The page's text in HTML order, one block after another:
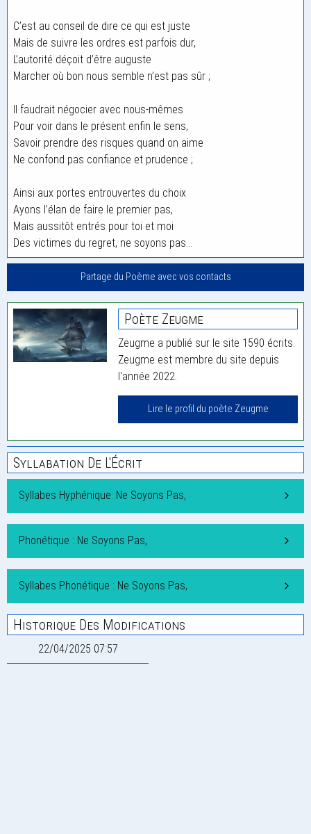
C’est au conseil de dire ce qui est juste
Mais de suivre les ordres est parfois dur,
L’autorité déçoit d’être auguste
Marcher où bon nous semble n’est pas sûr ;
Il faudrait négocier avec nous-mêmes
Pour voir dans le présent enfin le sens,
Savoir prendre des risques quand on aime
Ne confond pas confiance et prudence ;
Ainsi aux portes entrouvertes du choix
Ayons l’élan de faire le premier pas,
Mais aussitôt entrés pour toi et moi
Des victimes du regret, ne soyons pas…
Partage du Poème avec vos contacts
Poète Zeugme
Zeugme a publié sur le site 1590 écrits.
Zeugme est membre du site depuis
l'année 2022.
Lire le profil du poète Zeugme
Syllabation De L'Écrit
Syllabes Hyphénique: Ne Soyons Pas,
Phonétique : Ne Soyons Pas,
Syllabes Phonétique : Ne Soyons Pas,
Historique Des Modifications
22/04/2025 07:57